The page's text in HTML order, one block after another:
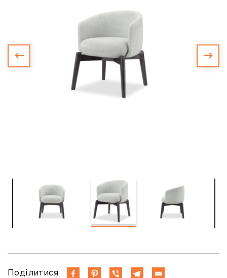
Поділитися